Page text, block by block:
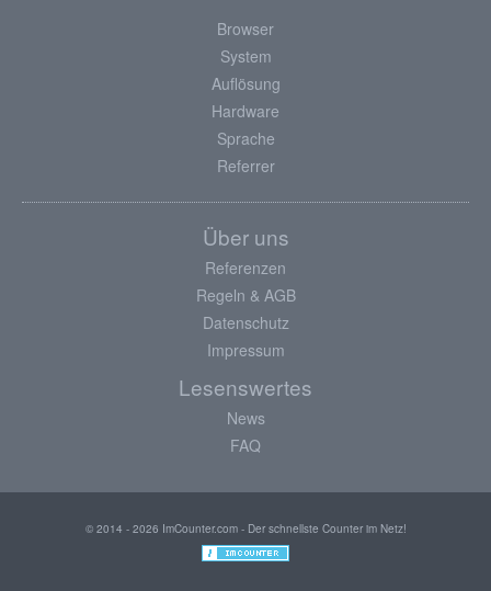
Browser
System
Auflösung
Hardware
Sprache
Referrer
Über uns
Referenzen
Regeln & AGB
Datenschutz
Impressum
Lesenswertes
News
FAQ
© 2014 - 2026 ImCounter.com - Der schnellste Counter im Netz!